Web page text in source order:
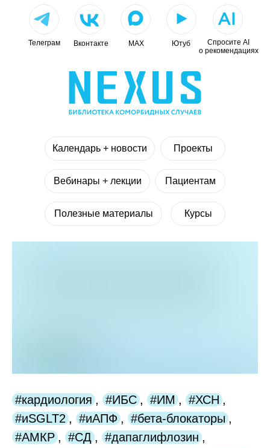
Телеграм Вконтакте МАХ Ютуб
Спросите AI
о рекомендациях
Календарь + новости
Вебинары + лекции
Курсы
Проекты
Пациентам
Полезные материалы
#кардиология , #ИБС , #ИМ , #ХСН ,
#иSGLT2 , #иАПФ , #бета-блокаторы ,
#АМКР , #СД , #дапаглифлозин ,